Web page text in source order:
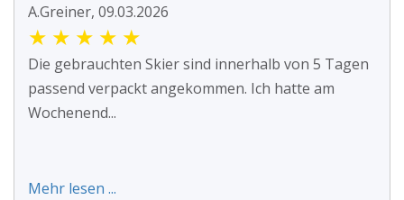
A.Greiner, 09.03.2026
★ ★ ★ ★ ★
Die gebrauchten Skier sind innerhalb von 5 Tagen
passend verpackt angekommen. Ich hatte am
Wochenend...
Mehr lesen ...